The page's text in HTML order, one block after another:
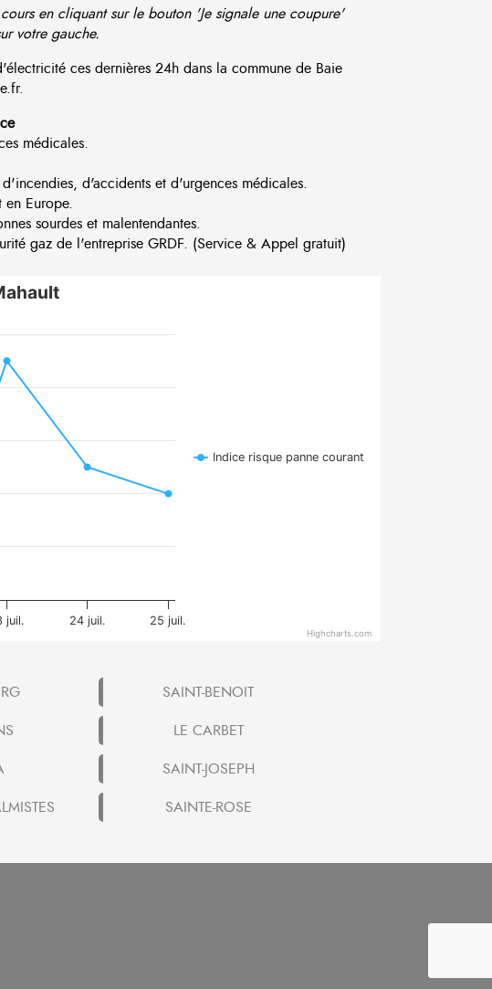
en cliquant sur le bouton 'Je signale une coupure'
votre gauche.
ces dernières 24h dans la commune de Baie
médicales.
d'accidents et d'urgences médicales.
Europe.
sourdes et malentendantes.
gaz de l'entreprise GRDF. (Service & Appel gratuit)
Indice risque panne courant
juil. 24 juil. 25 juil.
Highcharts.com
SAINT-BENOIT
LE CARBET
SAINT-JOSEPH
SAINTE-ROSE